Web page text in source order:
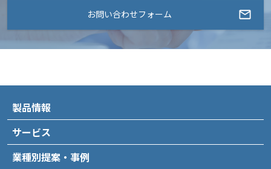
お問い合わせフォーム
製品情報
サービス
業種別提案・事例